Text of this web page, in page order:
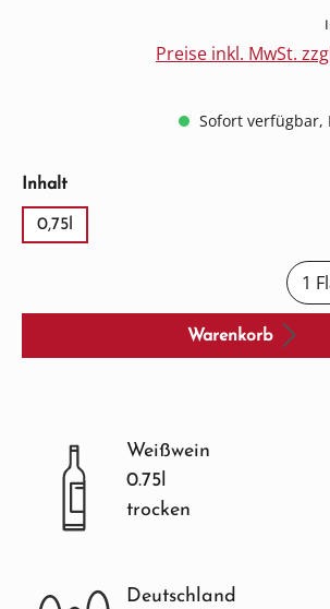
Preise inkl. MwSt.
Sofort verfügbar,
Inhaltauswählen
0,75l
Warenkorb
Weißwein
0.75l
trocken
Deutschland